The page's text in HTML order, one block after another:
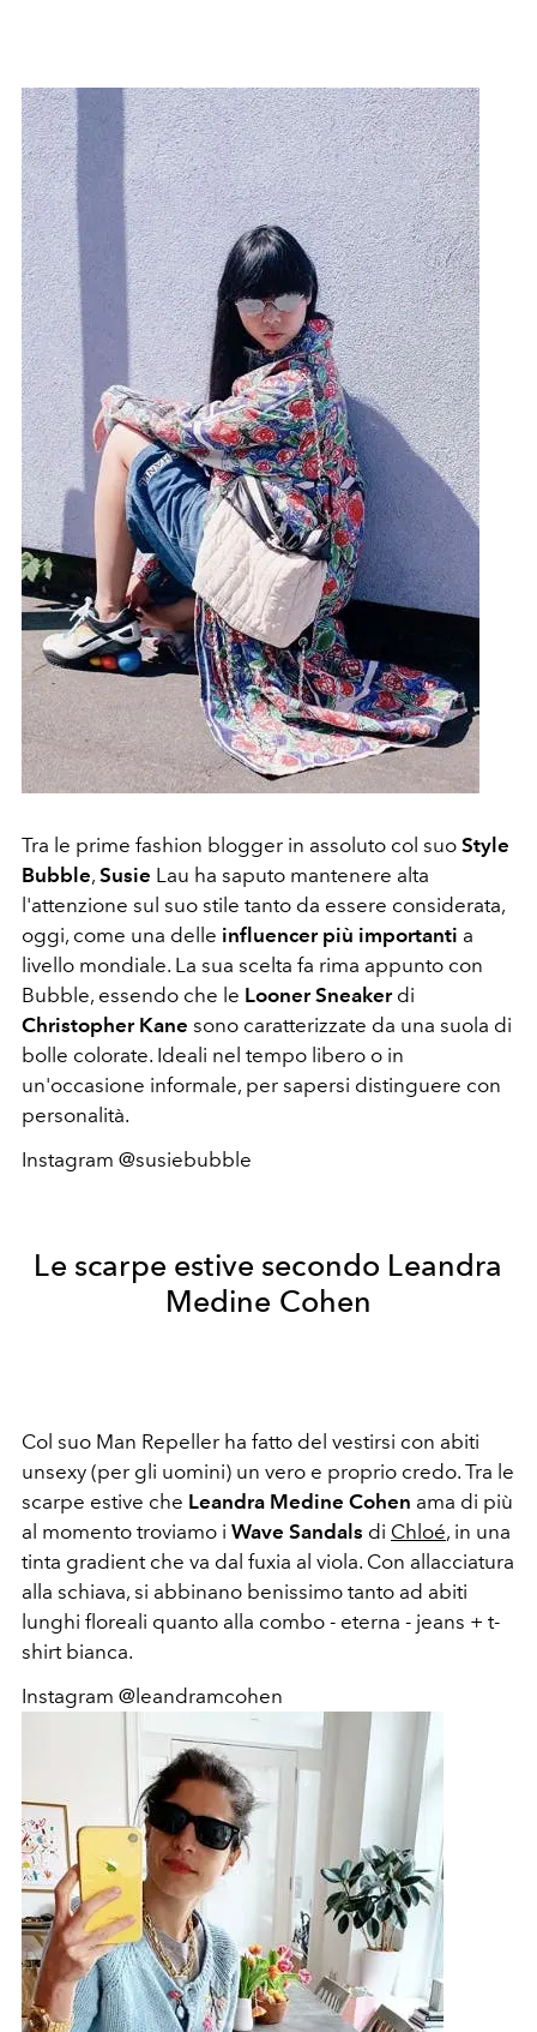
Tra le prime fashion blogger in assoluto col suo Style
Bubble, Susie Lau ha saputo mantenere alta
l'attenzione sul suo stile tanto da essere considerata,
oggi, come una delle influencer più importanti a
livello mondiale. La sua scelta fa rima appunto con
Bubble, essendo che le Looner Sneaker di
Christopher Kane sono caratterizzate da una suola di
bolle colorate. Ideali nel tempo libero o in
un'occasione informale, per sapersi distinguere con
personalità.
Instagram @susiebubble
Le scarpe estive secondo Leandra
Medine Cohen
Col suo Man Repeller ha fatto del vestirsi con abiti
unsexy (per gli uomini) un vero e proprio credo. Tra le
scarpe estive che Leandra Medine Cohen ama di più
al momento troviamo i Wave Sandals di Chloé, in una
tinta gradient che va dal fuxia al viola. Con allacciatura
alla schiava, si abbinano benissimo tanto ad abiti
lunghi floreali quanto alla combo - eterna - jeans + t-
shirt bianca.
Instagram @leandramcohen